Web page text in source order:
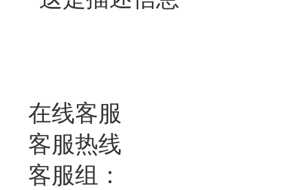
在线客服
客服热线
客服组：